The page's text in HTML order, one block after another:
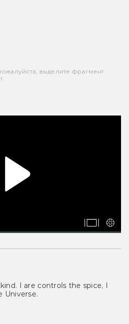
выделите фрагмент
I are controls the spice, I
Universe.